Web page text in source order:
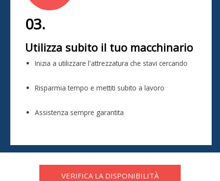
03.
Utilizza subito il tuo macchinario
Inizia a utilizzare l'attrezzatura che stavi cercando
Risparmia tempo e mettiti subito a lavoro
Assistenza sempre garantita
VERIFICA LA DISPONIBILITÀ